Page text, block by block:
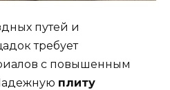
путей и
требует
с повышенным
плиту